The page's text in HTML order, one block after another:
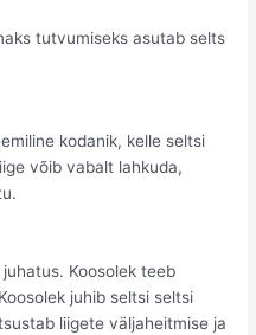
tutvumiseks asutab selts
kodanik, kelle seltsi
võib vabalt lahkuda,
Koosolek teeb
juhib seltsi seltsi
liigete väljaheitmise ja